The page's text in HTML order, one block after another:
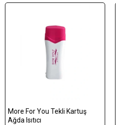
More For You Tekli Kartuş
Ağda Isıtıcı